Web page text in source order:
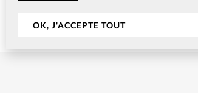
OK, J'ACCEPTE TOUT